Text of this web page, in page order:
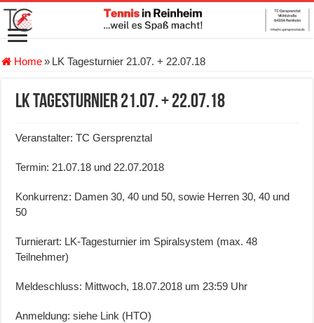
Home» LK Tagesturnier 21.07. + 22.07.18
LK Tagesturnier 21.07. + 22.07.18
Veranstalter: TC Gersprenztal
Termin: 21.07.18 und 22.07.2018
Konkurrenz: Damen 30, 40 und 50, sowie Herren 30, 40 und
50
Turnierart: LK-Tagesturnier im Spiralsystem (max. 48
Teilnehmer)
Meldeschluss: Mittwoch, 18.07.2018 um 23:59 Uhr
Anmeldung: siehe Link (HTO)